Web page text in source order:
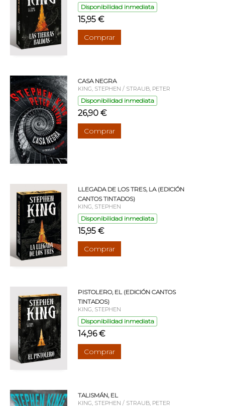
Disponibilidad inmediata
15,95 €
Comprar
CASA NEGRA
KING, STEPHEN / STRAUB, PETER
Disponibilidad inmediata
26,90 €
Comprar
LLEGADA DE LOS TRES, LA (EDICIÓN
CANTOS TINTADOS)
KING, STEPHEN
Disponibilidad inmediata
15,95 €
Comprar
PISTOLERO, EL (EDICIÓN CANTOS
TINTADOS)
KING, STEPHEN
Disponibilidad inmediata
14,96 €
Comprar
TALISMÁN, EL
KING, STEPHEN / STRAUB, PETER